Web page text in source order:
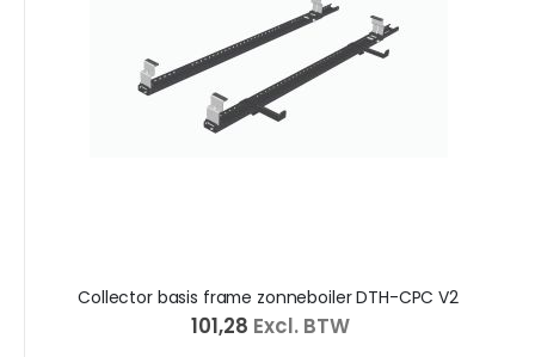
Collector basis frame zonneboiler DTH-CPC V2
€ 101,28 Excl. BTW